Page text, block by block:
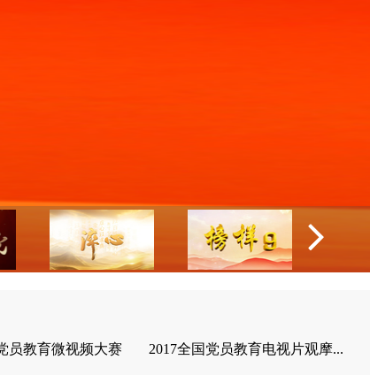
员教育微视频大赛 2017全国党员教育电视片观摩...